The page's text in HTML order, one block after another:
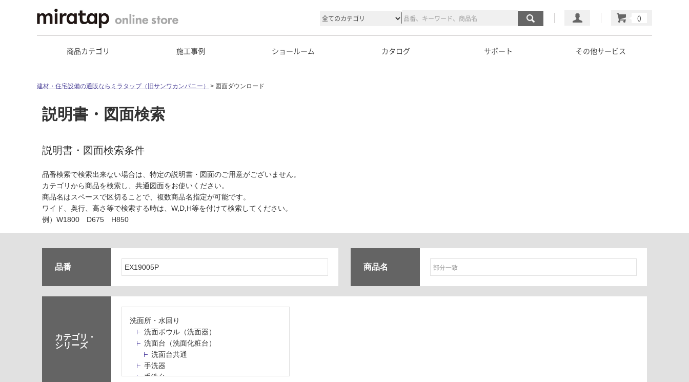
マイページ
カート
商品カテゴリ 施工事例 ショールーム カタログ サポート その他サービス
建材・住宅設備の通販ならミラタップ（旧サンワカンパニー） 図面ダウンロード
説明書・図面検索
説明書・図面検索条件
品番検索で検索出来ない場合は、特定の説明書・図面のご用意がございません。
カテゴリから商品を検索し、共通図面をお使いください。
商品名はスペースで区切ることで、複数商品名指定が可能です。
ワイド、奥行、高さ等で検索する時は、W,D,H等を付けて検索してください。
例）W1800 D675 H850
品番 商品名
カテゴリ・
シリーズ
洗面所・水回り
洗面ボウル（洗面器）
洗面台（洗面化粧台）
洗面台共通
手洗器
手洗台